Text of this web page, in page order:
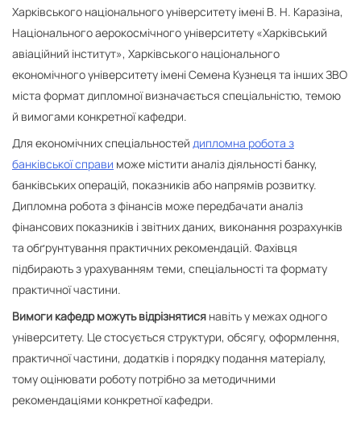
Харківського національного університету імені В. Н. Каразіна,
Національного аерокосмічного університету «Харківський
авіаційний інститут», Харківського національного
економічного університету імені Семена Кузнеця та інших ЗВО
міста формат дипломної визначається спеціальністю, темою
й вимогами конкретної кафедри.
Для економічних спеціальностей дипломна робота з
банківської справи може містити аналіз діяльності банку,
банківських операцій, показників або напрямів розвитку.
Дипломна робота з фінансів може передбачати аналіз
фінансових показників і звітних даних, виконання розрахунків
та обґрунтування практичних рекомендацій. Фахівця
підбирають з урахуванням теми, спеціальності та формату
практичної частини.
Вимоги кафедр можуть відрізнятися навіть у межах одного
університету. Це стосується структури, обсягу, оформлення,
практичної частини, додатків і порядку подання матеріалу,
тому оцінювати роботу потрібно за методичними
рекомендаціями конкретної кафедри.